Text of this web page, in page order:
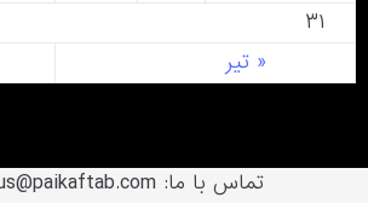
« تیر
۳۱
تماس با ما: contactus@paikaftab.com